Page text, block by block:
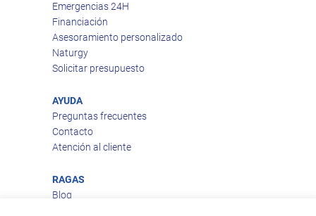
Emergencias 24H
Financiación
Asesoramiento personalizado
Naturgy
Solicitar presupuesto
AYUDA
Preguntas frecuentes
Contacto
Atención al cliente
RAGAS
Blog